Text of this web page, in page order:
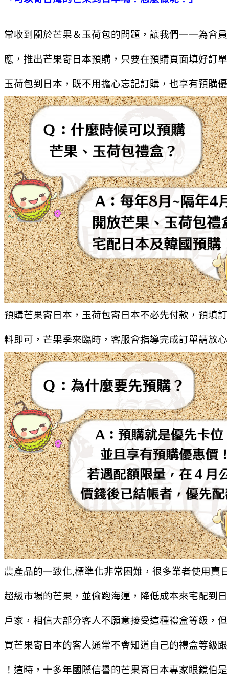
常收到關於芒果＆玉荷包的問題，讓我們一一為會員
應，推出芒果寄日本預購，只要在預購頁面填好訂
玉荷包到日本，既不用擔心忘記訂購，也享有預購
預購芒果寄日本，玉荷包寄日本不必先付款，預填
料即可，芒果季來臨時，客服會指導完成訂單請放
農產品的一致化,標準化非常困難，很多業者使用賣
超級市場的芒果，並偷跑海運，降低成本來宅配到
戶家，相信大部分客人不願意接受這種禮盒等級，
買芒果寄日本的客人通常不會知道自己的禮盒等級
！這時，十多年國際信譽的芒果寄日本專家眼鏡伯是